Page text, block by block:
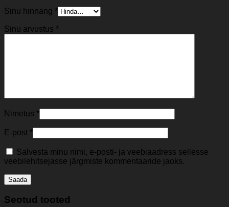
Sinu hinnang *
Sinu arvustus *
Nimetus *
E-post *
Salvesta minu nimi, e-posti- ja veebiaadress sellesse
veebilehitsejasse järgmiste kommentaaride jaoks.
Seotud tooted